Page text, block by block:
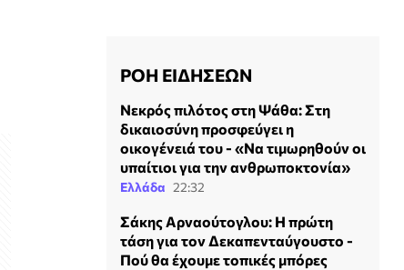
ΡΟΗ ΕΙΔΗΣΕΩΝ
Νεκρός πιλότος στη Ψάθα: Στη
δικαιοσύνη προσφεύγει η
οικογένειά του - «Να τιμωρηθούν οι
υπαίτιοι για την ανθρωποκτονία»
Ελλάδα 22:32
Σάκης Αρναούτογλου: Η πρώτη
τάση για τον Δεκαπενταύγουστο -
Πού θα έχουμε τοπικές μπόρες